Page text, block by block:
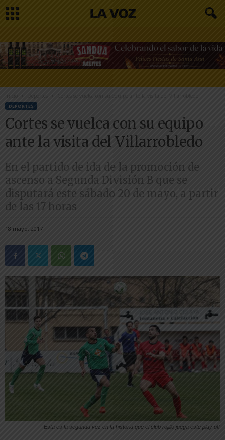
Inicio Cortes se vuelca con su equipo ante la visita del Villarrobledo
DEPORTES
Cortes se vuelca con su equipo
ante la visita del Villarrobledo
En el partido de ida de la promoción de
ascenso a Segunda División B que se
disputará este sábado 20 de mayo, a partir
de las 17 horas
18 mayo, 2017
Esta es la segunda vez en la historia que el club rojillo juega este play off